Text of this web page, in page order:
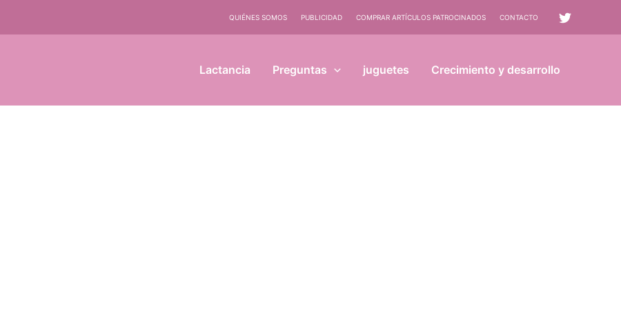
QUIÉNES SOMOS PUBLICIDAD COMPRAR ARTÍCULOS PATROCINADOS CONTACTO
Lactancia Preguntas juguetes Crecimiento y desarrollo